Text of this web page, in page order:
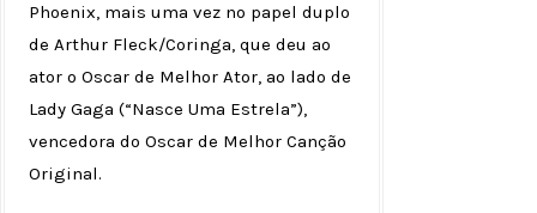
Phoenix, mais uma vez no papel duplo
de Arthur Fleck/Coringa, que deu ao
ator o Oscar de Melhor Ator, ao lado de
Lady Gaga (“Nasce Uma Estrela”),
vencedora do Oscar de Melhor Canção
Original.